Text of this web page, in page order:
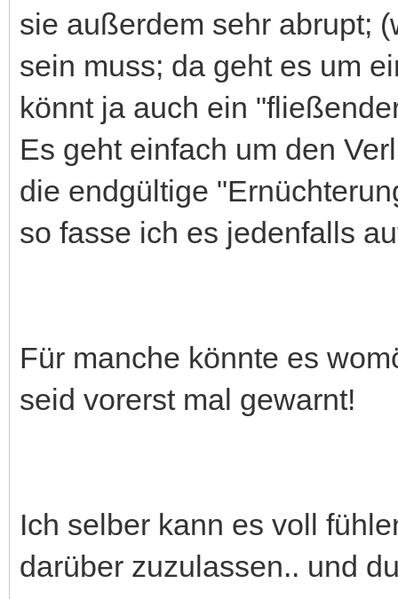
sie außerdem sehr abrupt;
sein muss; da geht es um
könnt ja auch ein
Es geht einfach um den
die endgültige
so fasse ich es jedenfalls
Für manche könnte es
seid vorerst mal gewarnt!
Ich selber kann es voll
darüber zuzulassen.. und